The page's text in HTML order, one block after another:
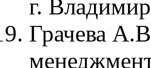
г.
Грачева